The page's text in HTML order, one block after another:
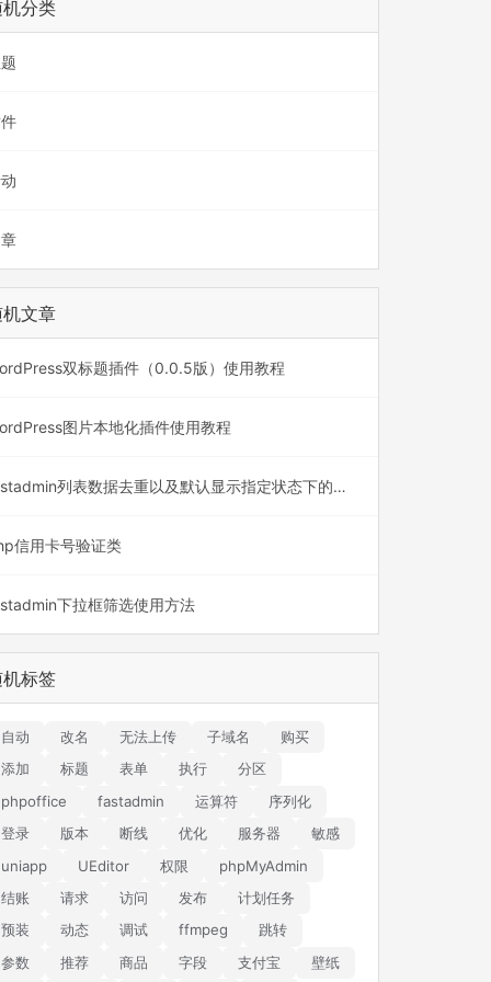
分类
文章
双标题插件（0.0.5版）使用教程
图片本地化插件使用教程
fastadmin列表数据去重以及默认显示指定状态下的数据
信用卡号验证类
下拉框筛选使用方法
标签
自动 改名 无法上传 子域名
购买
添加
标题 表单 执行
分区
phpoffice
fastadmin 运算符
序列化
登录
版本 断线 优化 服务器
敏感
uniapp
UEditor 权限
phpMyAdmin
结账
请求 访问 发布
计划任务
预装
动态 调试 ffmpeg
跳转
参数
推荐 商品 字段 支付宝 壁纸